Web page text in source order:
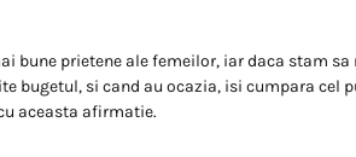
bune prietene ale femeilor, iar daca stam sa
bugetul, si cand au ocazia, isi cumpara cel
aceasta afirmatie.